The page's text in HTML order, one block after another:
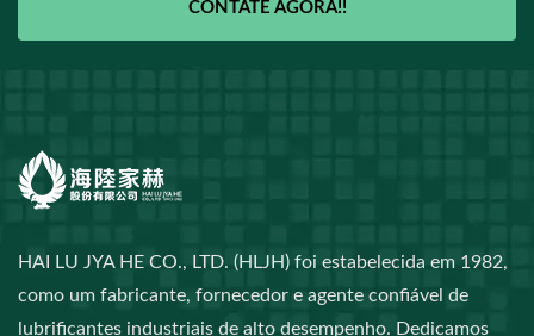
CONTATE AGORA!!
HAI LU JYA HE CO., LTD. (HLJH) foi estabelecida em 1982,
como um fabricante, fornecedor e agente confiável de
lubrificantes industriais de alto desempenho. Dedicamos